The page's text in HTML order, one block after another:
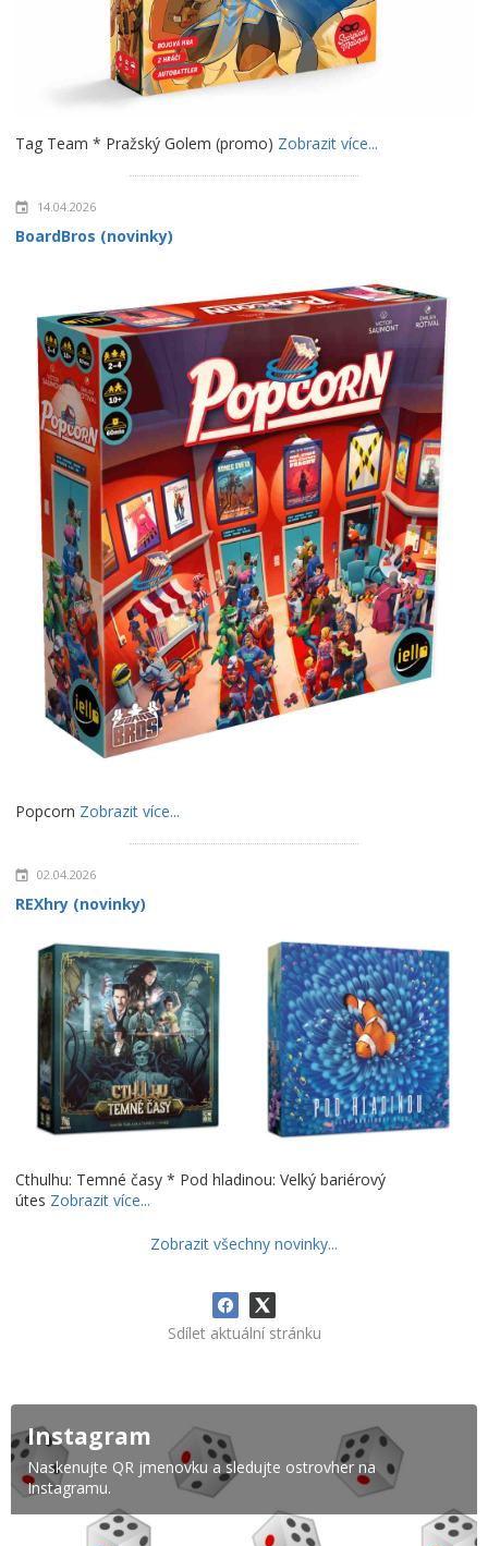
Tag Team * Pražský Golem (promo) Zobrazit více...
14.04.2026
BoardBros (novinky)
Popcorn Zobrazit více...
02.04.2026
REXhry (novinky)
Cthulhu: Temné časy * Pod hladinou: Velký bariérový
útes Zobrazit více...
Zobrazit všechny novinky...
Sdílet aktuální stránku
Instagram
Naskenujte QR jmenovku a sledujte ostrovher na
Instagramu.